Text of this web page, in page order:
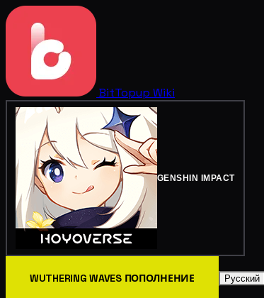
BitTopup Wiki
GENSHIN IMPACT
WUTHERING WAVES ПОПОЛНЕНИЕ Русский